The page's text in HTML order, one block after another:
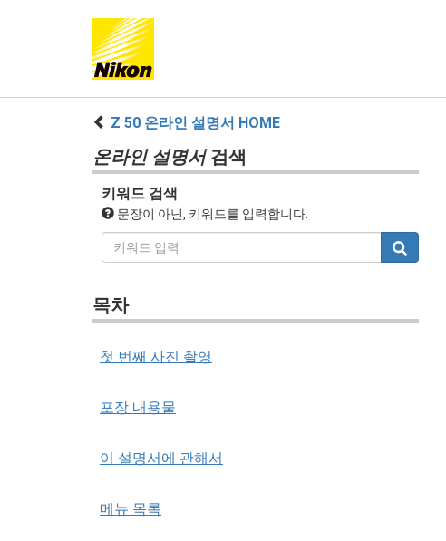
Z 50 온라인 설명서 HOME
온라인 설명서검색
키워드 검색
문장이 아닌, 키워드를 입력합니다.
목차
첫 번째 사진 촬영
포장 내용물
이 설명서에 관해서
메뉴 목록